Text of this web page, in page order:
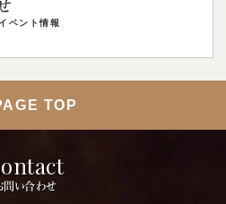
ベント情報
TOP
問い合わせ